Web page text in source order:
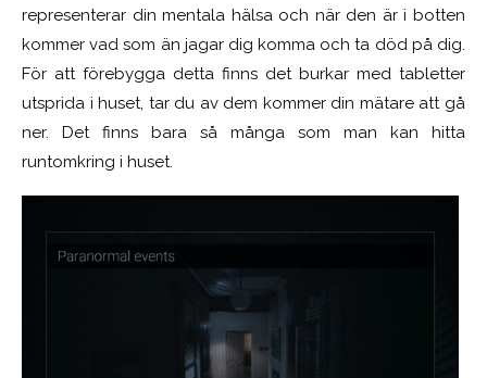
representerar din mentala hälsa och när den är i botten
kommer vad som än jagar dig komma och ta död på dig.
För att förebygga detta finns det burkar med tabletter
utsprida i huset, tar du av dem kommer din mätare att gå
ner. Det finns bara så många som man kan hitta
runtomkring i huset.